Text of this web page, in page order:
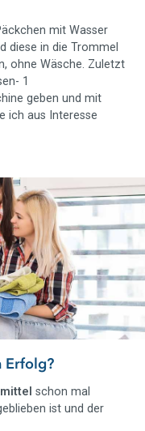
mit Wasser
diese in die Trommel
ohne Wäsche. Zuletzt
1
geben und mit
ich aus Interesse
Erfolg?
schon mal
ist und der